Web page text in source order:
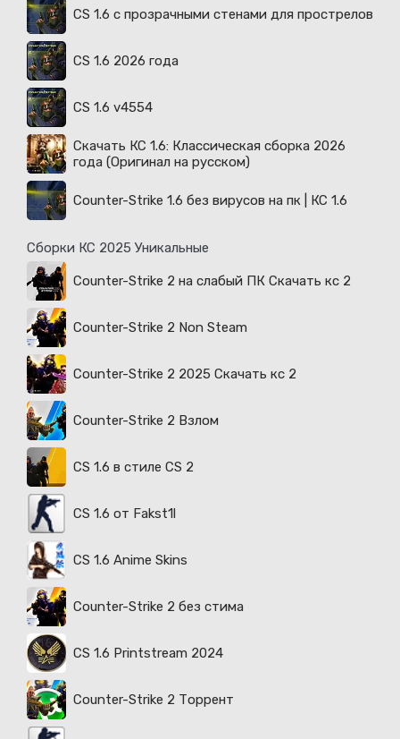
CS 1.6 с прозрачными стенами для прострелов
CS 1.6 2026 года
CS 1.6 v4554
Скачать КС 1.6: Классическая сборка 2026
года (Оригинал на русском)
Counter-Strike 1.6 без вирусов на пк | КС 1.6
Сборки КС 2025 Уникальные
Counter-Strike 2 на слабый ПК Скачать кс 2
Counter-Strike 2 Non Steam
Counter-Strike 2 2025 Скачать кс 2
Counter-Strike 2 Взлом
CS 1.6 в стиле CS 2
CS 1.6 от Fakst1l
CS 1.6 Anime Skins
Counter-Strike 2 без стима
CS 1.6 Printstream 2024
Counter-Strike 2 Торрент